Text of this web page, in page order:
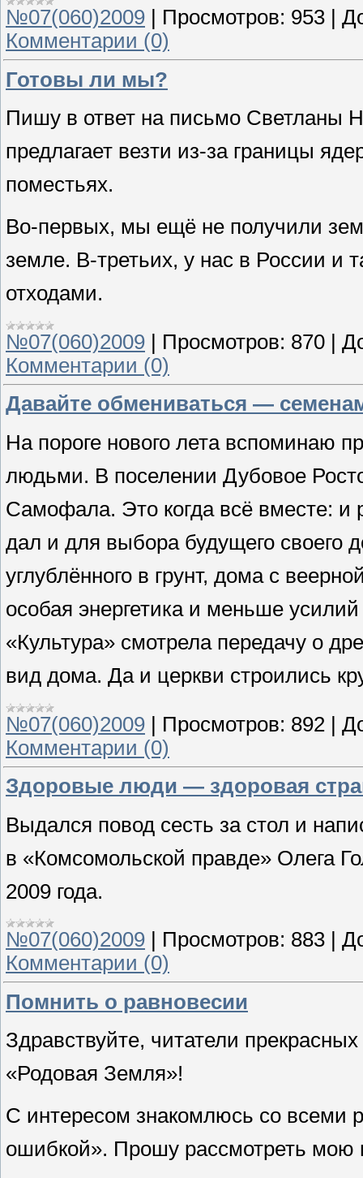
№07(060)2009 Просмотров: 953
Комментарии (0)
Готовы ли мы?
Пишу в ответ на письмо Светланы
предлагает везти из-за границы
поместьях.
Во-первых, мы ещё не получили
земле. В-третьих, у нас в России и
отходами.
№07(060)2009 | Просмотров: 870 |
Комментарии (0)
Давайте обмениваться —
На пороге нового лета вспоминаю
людьми. В поселении Дубовое
Самофала. Это когда всё вместе: и
дал и для выбора будущего своего
углублённого в грунт, дома с
особая энергетика и меньше
«Культура» смотрела передачу о
вид дома. Да и церкви строились
№07(060)2009 | Просмотров: 892 |
Комментарии (0)
Здоровые люди — здоровая
Выдался повод сесть за стол и
в «Комсомольской правде» Олега
2009 года.
№07(060)2009 Просмотров: 883
Комментарии (0)
Помнить о равновесии
Здравствуйте, читатели
«Родовая Земля»!
С интересом знакомлюсь со всеми
ошибкой». Прошу рассмотреть мою